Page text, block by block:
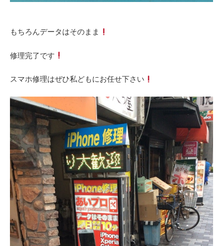
もちろんデータはそのまま
修理完了です
スマホ修理はぜひ私どもにお任せ下さい